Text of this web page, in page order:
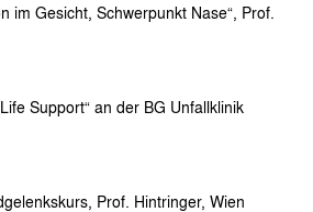
im Gesicht, Schwerpunkt Nase“, Prof.
Support“ an der BG Unfallklinik
Prof. Hintringer, Wien